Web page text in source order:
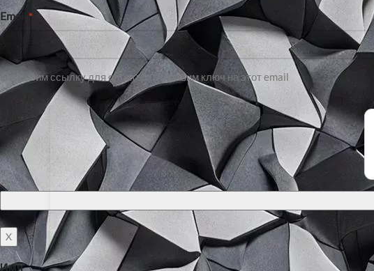
Email *
Отправим ссылку для оплаты и отправим ключ на этот email
X
Имя